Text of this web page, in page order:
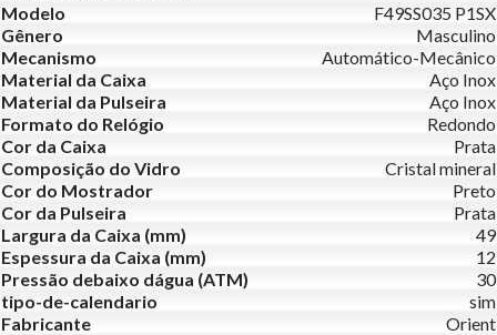
Modelo
F49SS035 P1SX
Gênero
Masculino
Mecanismo
Automático-Mecânico
Material da Caixa
Aço Inox
Material da Pulseira
Aço Inox
Formato do Relógio
Redondo
Cor da Caixa
Prata
Composição do Vidro
Cristal mineral
Cor do Mostrador
Preto
Cor da Pulseira
Prata
Largura da Caixa (mm)
49
Espessura da Caixa (mm)
12
Pressão debaixo dágua (ATM)
30
tipo-de-calendario
sim
Fabricante
Orient